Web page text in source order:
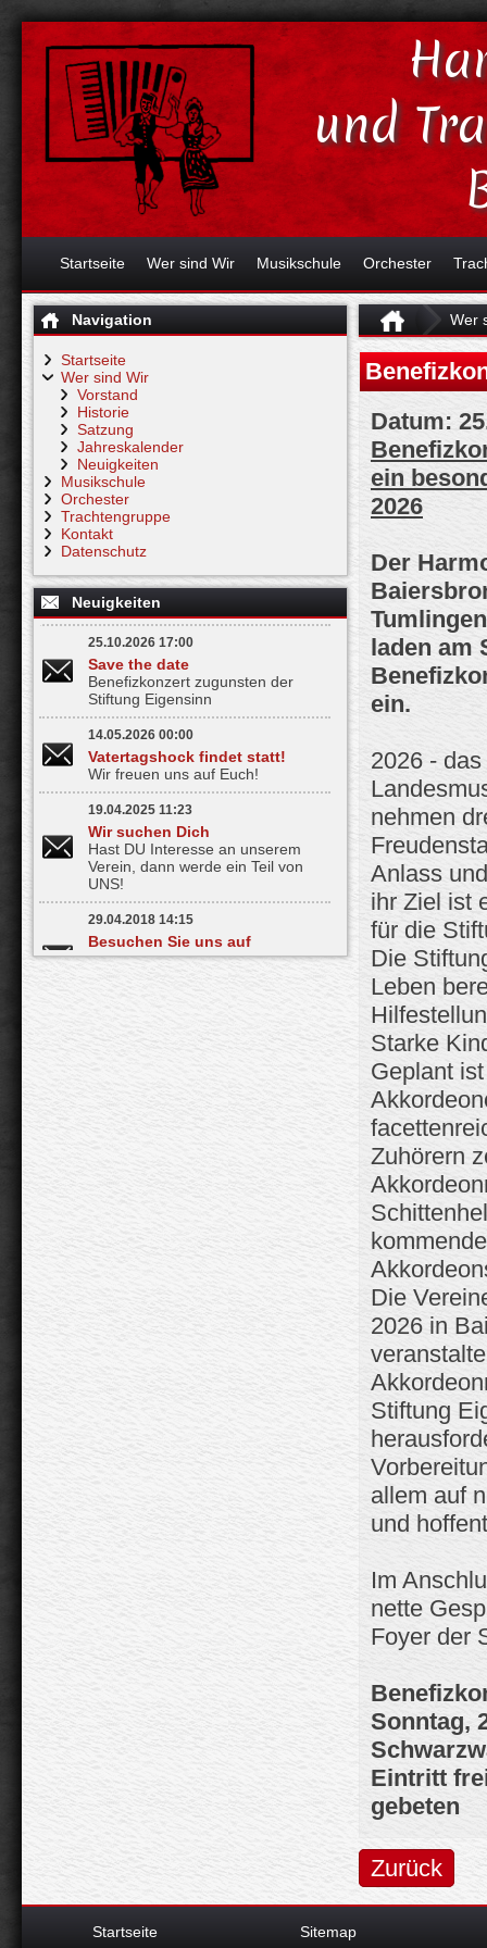
und
Startseite Wer sind Wir Musikschule Orchester
Wer
Datum:
ein
2026
Der
laden am
ein.
2026 -
nehmen
Anlass
ihr Ziel ist
für die
Die
Leben
Starke
Geplant
Zuhörern
Die
2026 in
Stiftung
allem auf
und
Im
nette
Foyer der
Sonntag,
Eintritt
gebeten
Zurück
Navigation
Startseite
Wer sind Wir
Vorstand
Historie
Satzung
Jahreskalender
Neuigkeiten
Musikschule
Orchester
Trachtengruppe
Kontakt
Datenschutz
Neuigkeiten
25.10.2026 17:00
Save the date
Benefizkonzert zugunsten der
Stiftung Eigensinn
14.05.2026 00:00
Vatertagshock findet statt!
Wir freuen uns auf Euch!
19.04.2025 11:23
Wir suchen Dich
Hast DU Interesse an unserem
Verein, dann werde ein Teil von
UNS!
29.04.2018 14:15
Besuchen Sie uns auf
Facebook
Startseite Sitemap